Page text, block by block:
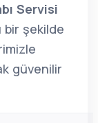
Servisi
bir şekilde
güvenilir